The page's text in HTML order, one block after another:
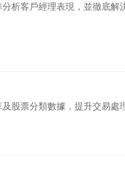
析客戶經理表現，並徹底解
股票分類數據，提升交易處